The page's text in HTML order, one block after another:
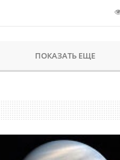
ПОКАЗАТЬ ЕЩЕ